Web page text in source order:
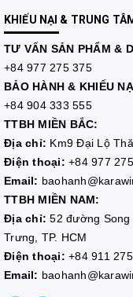
KHIẾU NẠI & TRUNG
TƯ VẤN SẢN PHẨM &
+84 977 275 375
BẢO HÀNH & KHIẾU
+84 904 333 555
TTBH MIỀN BẮC:
Địa chỉ: Km9 Đại Lộ
Điện thoại: +84 977
Email:
TTBH MIỀN NAM:
Địa chỉ: 52 đường Song
Trưng, TP. HCM
Điện thoại: +84 911
Email: